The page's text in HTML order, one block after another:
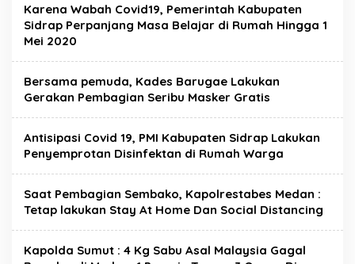
Karena Wabah Covid19, Pemerintah Kabupaten
Sidrap Perpanjang Masa Belajar di Rumah Hingga 1
Mei 2020
Bersama pemuda, Kades Barugae Lakukan
Gerakan Pembagian Seribu Masker Gratis
Antisipasi Covid 19, PMI Kabupaten Sidrap Lakukan
Penyemprotan Disinfektan di Rumah Warga
Saat Pembagian Sembako, Kapolrestabes Medan :
Tetap lakukan Stay At Home Dan Social Distancing
Kapolda Sumut : 4 Kg Sabu Asal Malaysia Gagal